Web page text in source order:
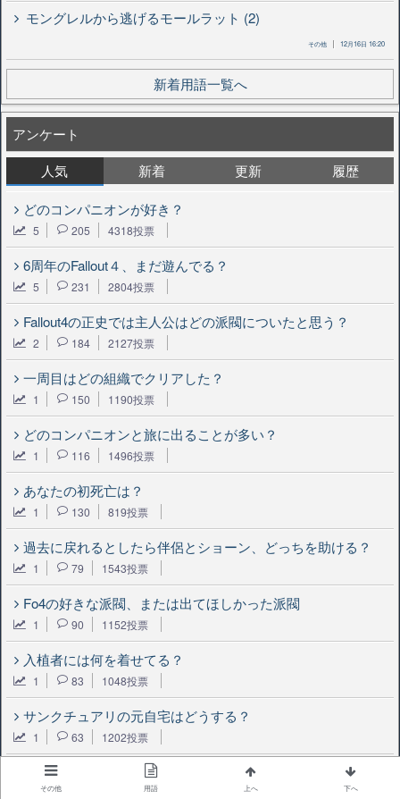
モングレルから逃げるモールラット (2)
その他 12月16日 16:20
新着用語一覧へ
アンケート
人気
新着 更新 履歴
どのコンパニオンが好き？
5 205 4318投票
6周年のFallout４、まだ遊んでる？
5 231 2804投票
Fallout4の正史では主人公はどの派閥についたと思う？
2 184 2127投票
一周目はどの組織でクリアした？
1 150 1190投票
どのコンパニオンと旅に出ることが多い？
1 116 1496投票
あなたの初死亡は？
1 130 819投票
過去に戻れるとしたら伴侶とショーン、どっちを助ける？
1 79 1543投票
Fo4の好きな派閥、または出てほしかった派閥
1 90 1152投票
入植者には何を着せてる？
1 83 1048投票
サンクチュアリの元自宅はどうする？
1 63 1202投票
人気アンケート一覧
その他 用語 上へ 下へ